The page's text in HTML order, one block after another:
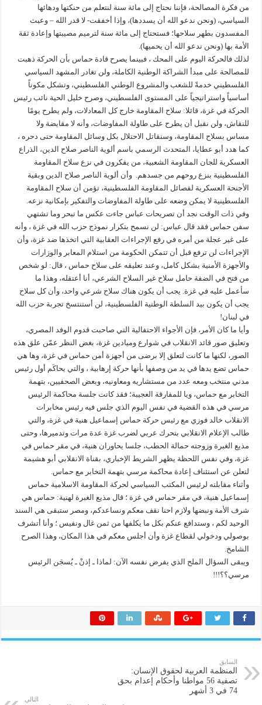
من فكرة المصالحة، فإننا نحتاج إلى مائة سنة لنتعلم من حنكتها ودهائها
السياسي، (ونحن ندعو الله أن يسددها)، وإذا أخفقت- لا قدر الله – وعبث
المفسدون بطهر سلاحها؛ فستحتاج إلى مائة سنة لترميم مصيبتها وإعادة ثقة
الأمة بها (ونحن ندعو الله أن يحميها).
لذلك فالحركة اليوم على المحك ، فبينما يصرح قادة حماس بأن الحركة ذهبت
للمصالحة على مبدأ الشراكة الوطنية الكاملة، ولن تغادر المشهد السياسي
الفلسطيني خدمةً للشعب والمشروع الوطني الفلسطيني، وتشكل مكوناً
أساسياً واستراتيجياً على المستوى الفلسطيني، وصرح خليل الحية نائب رئيس
الحركة في غزة، قائلا: سلاح المقاومة خارج كل المعادلات، ولم يطرح يومًا
للنقاش، ولن نقبل أن يطرح على طاولة المفاوضات، وأنه لا مقايضة ولا
مساس بسلاح المقاومة، وسنقاتل الاحتلال بكل وسائل المقاومة حتى دحره ،
كما هدد أبو عطايا، المتحدث الرسمي باسم ألوية الناصر صلاح الدين، الذراع
العسكرية للجان المقاومة الشعبية، من يفكرون في نزع سلاح المقاومة
الفلسطينية بنزع روحهم من جسدهم. وأن ألوية الناصر صلاح الدين وبقية
الأجنحة العسكرية لفصائل المقاومة الفلسطينية، تؤمن أن سلاح المقاومة
الفلسطينية لا يمكن وضعه على طاولة المفاوضات والتفكير بإمكانية نزعه.
وفي ذات الوقت نجد أن تصريحات عباس جاءت عكس ما تبحر وما تشتهي
سفن حماس فقد قال عباس: لن نسمح بتكرار نموذج حزب الله في غزة ، وأنه
على غير عجلة من أمره في رفع الإجراءات العقابية التي اتخذها ضد غزة، وأن
الإجراءات لن ترفع قبل أن تتمكن الحكومة من استلام المعابر والوزارات
والأجهزة الأمنية بشكل كامل، وعند تعليقه على سلاح حماس ، قال: لو شخص
من فتح في الضفة حامل سلاح غير السلاح الشرعي، أنا أعتقله، وهذا ما
سأعمل عليه في غزة. يجب أن يكون هناك سلاح شرعي واحد، وأن كل سلاح
يجب أن يكون بيد السلطة الوطنية الفلسطينية، لن أستنتسخ تجربة حزب الله
في لبنان!
وأيا ما كان الأمر، فإن الأجواء الاحتفالية التي صاحبت قدوم الوفد المصري،
وتعليق صور قائد الانقلاب في شوارع وميادين غزة، بغض النظر عمّن علق هذه
الصور، لكنها ما كانت لتعلق إلا برضى من أجهزة أمن حماس في غزة، وها هي
حماس تضع يدها في يد من وصفها بأنها حركة إرهابية ، والتي يحاكَم أول رئيس
مدني منتخب ومعه عدد من مستشاريه ومعاونيه، وبعض الصحفيين، بتهمة
التخابر مع حماس، ويا للمفارقة العجيبة؛ فقد كانت جلسة محاكمة الرئيس
مرسي في هذه القضية في نفس اليوم الذي جلس فيه رئيس مخابرات
الانقلاب خالد فوزي مع رئيس حركة حماس إسماعيل هنية في غزة، والتي
طالب الإعلام الانقلابي بتحرك عربي لضرب ‏غزة عدة مرات وتدميرها، وحتى
مذيع الغبرة وزوجته حمالة الحطب، جلسا يحاوران هنية، في مقر حماس في
غزة، وفي نفس اللحظة يظهر الشريط الإخباري، بقناة الانقلابي أبو هشيمة
لتعلن عن استئناف إعادة محاكمة مرسي بتهمة التخابر مع حماس.
وأثناء مقابلته لرئيس المكتب السياسي لحركة المقاومة الاسلامية حماس
إسماعيل هنية، في مقر حماس في غزة ؛ قال مذيع الغبرة لهنية: حماس هي
شرف الأمة ونبضها ولازم احنا نقف معكم ونساعدكم، ومصر ستبقى هي السند
الوحيد لكم ، وستدافع عنكم بكل ما يكلفها من ثمن غال ونفيس ؛ وأنا أتشرف
بوصولي ودخولي لقطاع غزة وأن أجلس معكم في هذا المكان، وهذا الصرح
الشامخ.
ويبقى السؤال الملح الذي يفرض نفسه الآن: لماذا ـ إذنْ ـ يُسجَن الرئيس
مرسي؟؟!!!
السابق
المنظمة العربية لحقوق الإنسان:
تصفية 56 مواطنا وأحكام إعدام بحق
74 في 3 أشهر
التالي